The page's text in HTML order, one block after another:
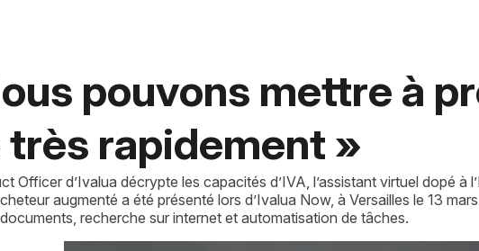
pouvons mettre à
rapidement »
Officer d’Ivalua décrypte les capacités d’IVA, l’assistant virtuel dopé
augmenté a été présenté lors d’Ivalua Now, à Versailles le 13
recherche sur internet et automatisation de tâches.